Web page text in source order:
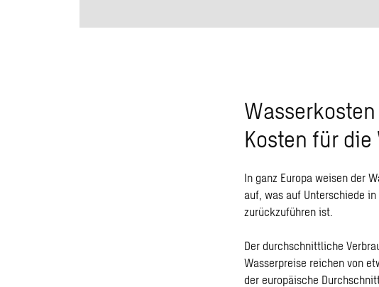
Kosten für
In ganz Europa weisen der
auf, was auf Unterschiede
zurückzuführen ist.
Der durchschnittliche
Wasserpreise reichen von
der europäische